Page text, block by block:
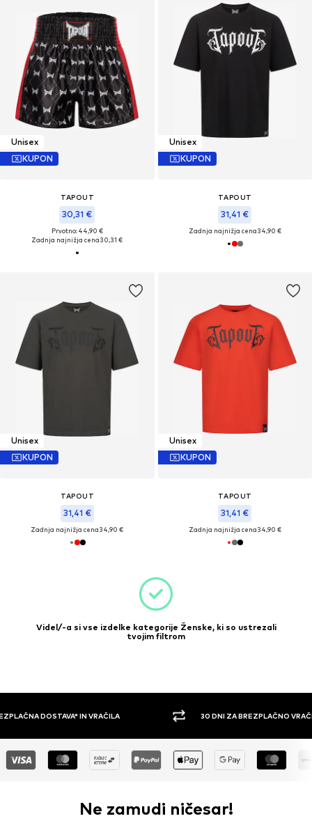
Unisex
KUPON
TAPOUT
30,31 €
Prvotno: 44,90 €
Zadnja najnižja cena30,31 €
Unisex
KUPON
TAPOUT
31,41 €
Zadnja najnižja cena34,90 €
Unisex
KUPON
TAPOUT
31,41 €
Zadnja najnižja cena34,90 €
Unisex
KUPON
TAPOUT
31,41 €
Zadnja najnižja cena34,90 €
Videl/-a si vse izdelke kategorije Ženske, ki so ustrezali
tvojim filtrom
30 DNI ZA BREZPLAČNO VRAČILO PLAČILO Z
Ne zamudi ničesar!